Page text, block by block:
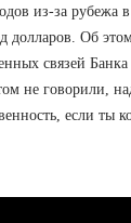
из-за рубежа
долларов. Об
связей
не говорили,
если ты